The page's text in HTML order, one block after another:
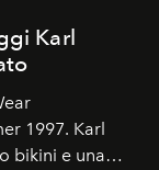
Karl
1997. Karl
bikini e una